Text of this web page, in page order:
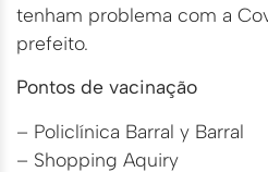
tenham problema com a
prefeito.
Pontos de vacinação
– Policlínica Barral y Barral
– Shopping Aquiry